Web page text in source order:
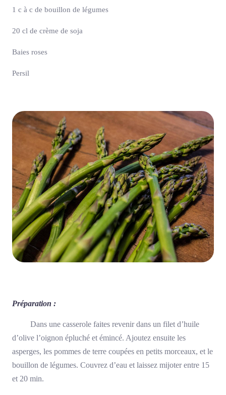
1 c à c de bouillon de légumes
20 cl de crème de soja
Baies roses
Persil
Préparation :
Dans une casserole faites revenir dans un filet d’huile
d’olive l’oignon épluché et émincé. Ajoutez ensuite les
asperges, les pommes de terre coupées en petits morceaux, et le
bouillon de légumes. Couvrez d’eau et laissez mijoter entre 15
et 20 min.